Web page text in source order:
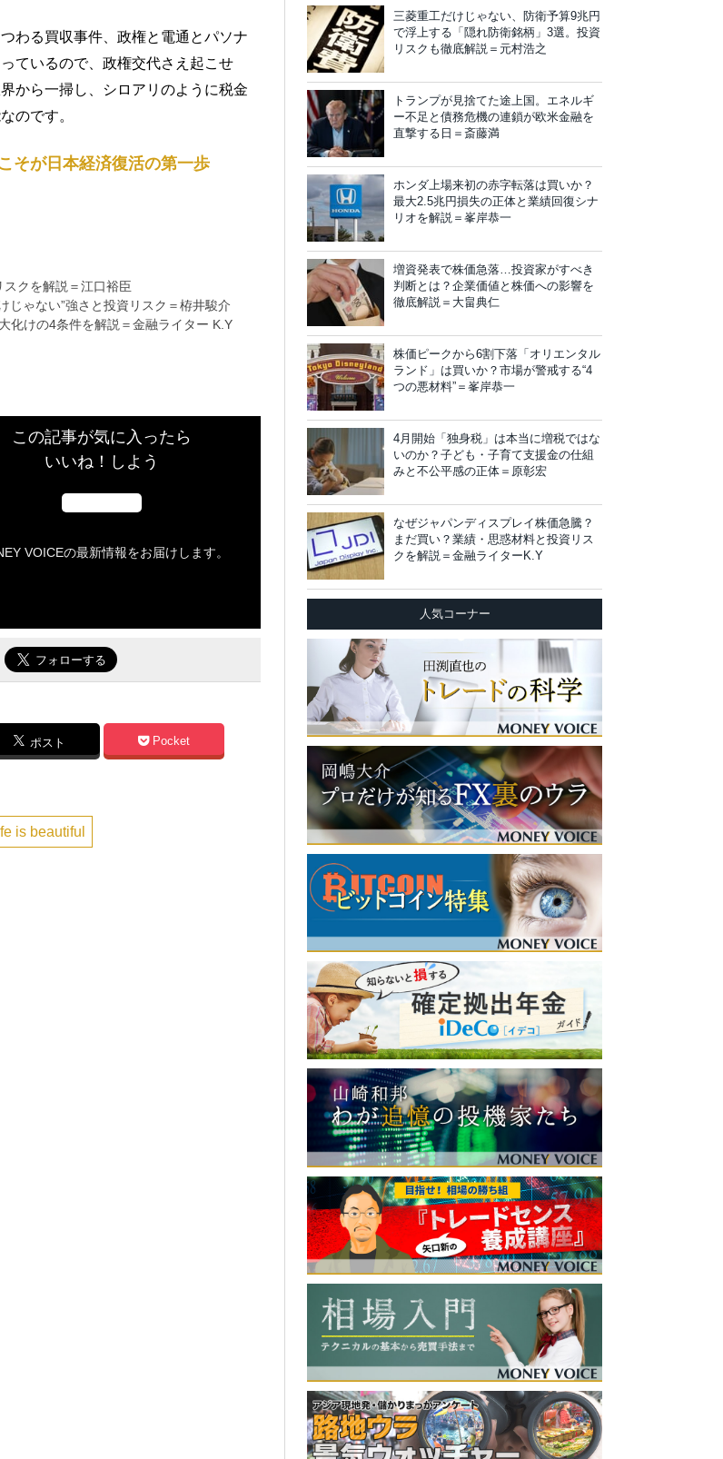
わる買収事件、政権と電通とパソナ
ているので、政権交代さえ起こせ
から一掃し、シロアリのように税金
のです。
そが日本経済復活の第一歩
クを解説＝江口裕臣
じゃない”強さと投資リスク＝栫井駿介
化けの4条件を解説＝金融ライター K.Y
この記事が気に入ったら
いいね！しよう
VOICEの最新情報をお届けします。
ポスト Pocket
is beautiful
三菱重工だけじゃない、防衛予算9兆円
で浮上する「隠れ防衛銘柄」3選。投資
リスクも徹底解説＝元村浩之
トランプが見捨てた途上国。エネルギ
ー不足と債務危機の連鎖が欧米金融を
直撃する日＝斎藤満
ホンダ上場来初の赤字転落は買いか？
最大2.5兆円損失の正体と業績回復シナ
リオを解説＝峯岸恭一
増資発表で株価急落…投資家がすべき
判断とは？企業価値と株価への影響を
徹底解説＝大畠典仁
株価ピークから6割下落「オリエンタル
ランド」は買いか？市場が警戒する“4
つの悪材料”＝峯岸恭一
4月開始「独身税」は本当に増税ではな
いのか？子ども・子育て支援金の仕組
みと不公平感の正体＝原彰宏
なぜジャパンディスプレイ株価急騰？
まだ買い？業績・思惑材料と投資リス
クを解説＝金融ライターK.Y
人気コーナー